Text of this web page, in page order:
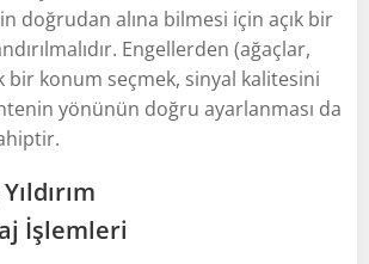
doğrudan alına bilmesi için açık bir
Engellerden (ağaçlar,
bir konum seçmek, sinyal kalitesini
yönünün doğru ayarlanması da
İşlemleri